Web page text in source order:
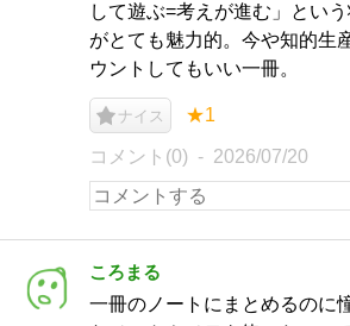
して遊ぶ=考えが進む」とい
がとても魅力的。今や知的生
ウントしてもいい一冊。
ナイス ★1
コメント(0) 2026/07/20
ころまる
一冊のノートにまとめるのに